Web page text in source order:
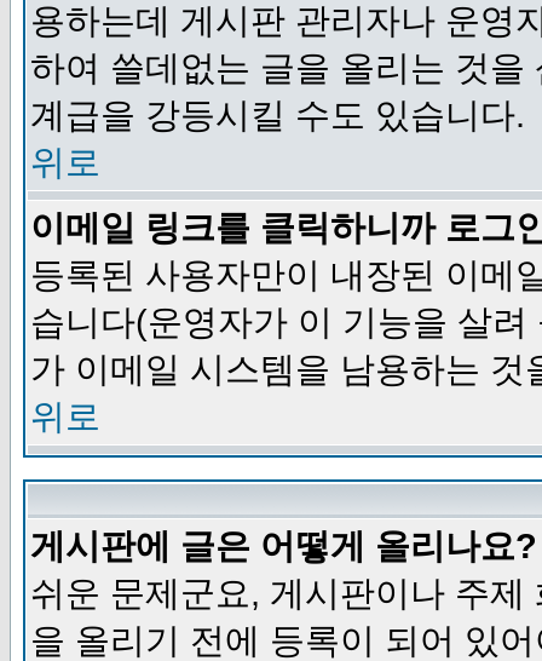
용하는데 게시판 관리자나 운영
하여 쓸데없는 글을 올리는 것
계급을 강등시킬 수도 있습니다.
위로
이메일 링크를 클릭하니까 로그
등록된 사용자만이 내장된 이메
습니다(운영자가 이 기능을 살
가 이메일 시스템을 남용하는 것
위로
게시판에 글은 어떻게 올리나요?
쉬운 문제군요, 게시판이나 주
을 올리기 전에 등록이 되어 있